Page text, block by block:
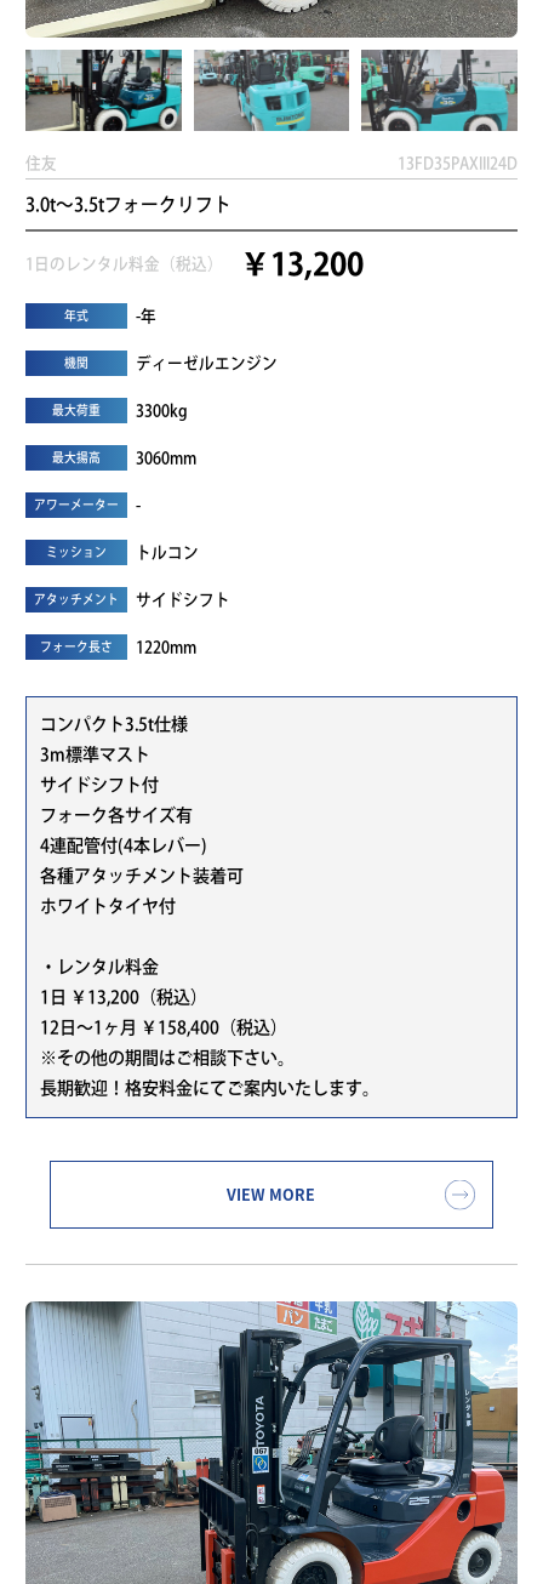
住友 13FD35PAXIII24D
3.0t～3.5tフォークリフト
1日のレンタル料金（税込） ￥13,200
年式 -年
機関 ディーゼルエンジン
最大荷重 3300kg
最大揚高 3060mm
アワーメーター -
ミッション トルコン
アタッチメント サイドシフト
フォーク長さ 1220mm
コンパクト3.5t仕様
3m標準マスト
サイドシフト付
フォーク各サイズ有
4連配管付(4本レバー)
各種アタッチメント装着可
ホワイトタイヤ付
・レンタル料金
1日 ￥13,200（税込）
12日～1ヶ月 ￥158,400（税込）
※その他の期間はご相談下さい。
長期歓迎！格安料金にてご案内いたします。
VIEW MORE